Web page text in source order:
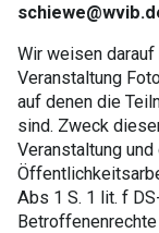
Wir weisen
Veranstaltung
auf denen die
sind. Zweck
Veranstaltung
Abs 1 S. 1 lit. f